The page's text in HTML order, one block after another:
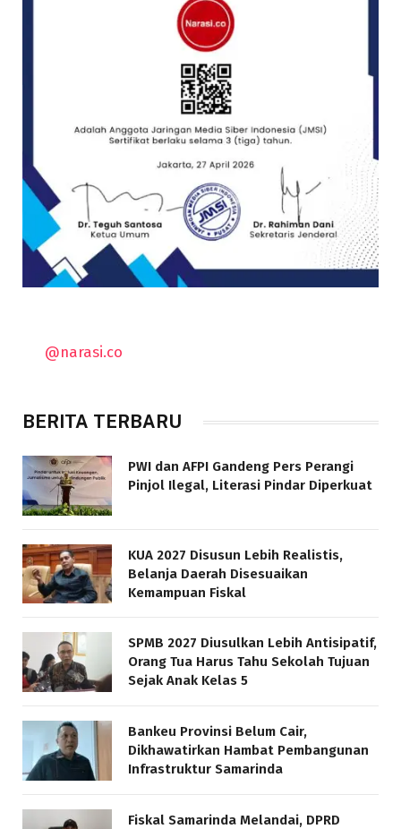
@narasi.co
BERITA TERBARU
PWI dan AFPI Gandeng Pers Perangi
Pinjol Ilegal, Literasi Pindar Diperkuat
KUA 2027 Disusun Lebih Realistis,
Belanja Daerah Disesuaikan
Kemampuan Fiskal
SPMB 2027 Diusulkan Lebih Antisipatif,
Orang Tua Harus Tahu Sekolah Tujuan
Sejak Anak Kelas 5
Bankeu Provinsi Belum Cair,
Dikhawatirkan Hambat Pembangunan
Infrastruktur Samarinda
Fiskal Samarinda Melandai, DPRD